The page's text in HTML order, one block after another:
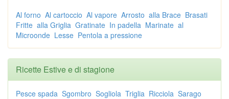
Al forno Al cartoccio Al vapore Arrosto alla Brace Brasati
Fritte alla Griglia Gratinate In padella Marinate al
Microonde Lesse Pentola a pressione
Ricette Estive e di stagione
Pesce spada Sgombro Sogliola Triglia Ricciola Sarago